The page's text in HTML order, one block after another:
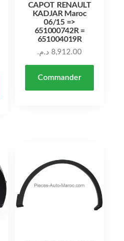
CAPOT RENAULT
KADJAR Maroc
06/15 =>
651000742R =
651004019R
8,912.00 د.م.
Commander